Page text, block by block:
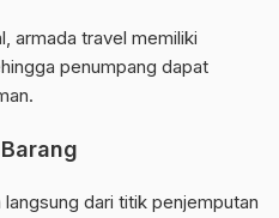
armada travel memiliki
penumpang dapat
dari titik penjemputan